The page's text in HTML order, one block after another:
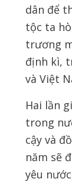
dân để
tộc ta
trương
định kì,
và Việt
Hai lần
trong
cậy và
năm sẽ
yêu